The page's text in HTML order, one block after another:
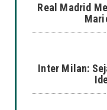
Real Madrid
Inter Milan: